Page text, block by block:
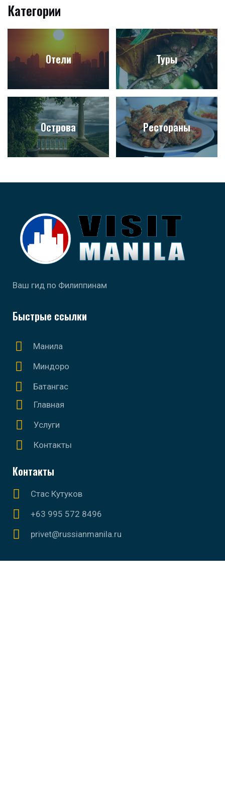
Категории
Отели Туры
Острова Рестораны
Ваш гид по Филиппинам
Быстрые ссылки
Манила
Миндоро
Батангас
Главная
Услуги
Контакты
Контакты
Стас Кутуков
+63 995 572 8496
privet@russianmanila.ru